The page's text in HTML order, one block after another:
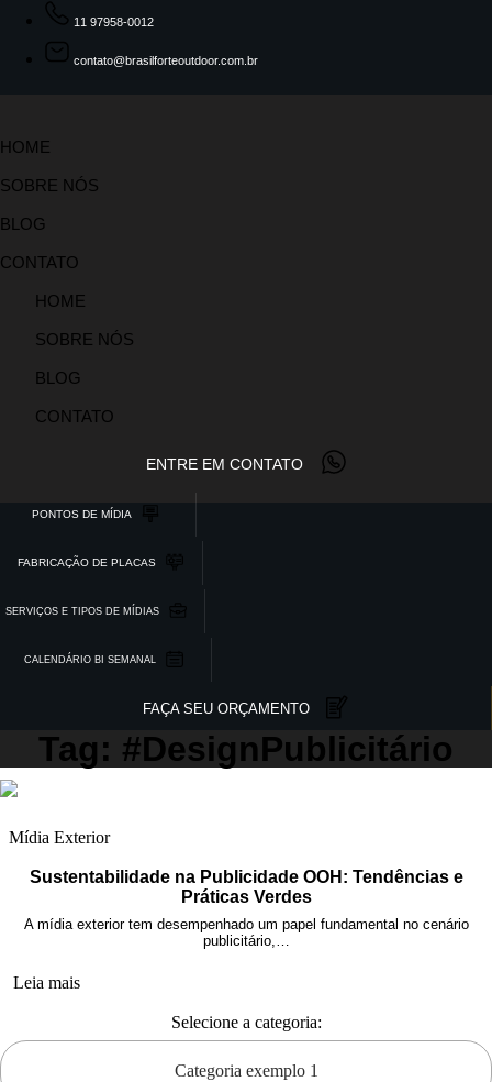
11 97958-0012
contato@brasilforteoutdoor.com.br
HOME
SOBRE NÓS
BLOG
CONTATO
HOME
SOBRE NÓS
BLOG
CONTATO
ENTRE EM CONTATO
PONTOS DE MÍDIA
FABRICAÇÃO DE PLACAS
SERVIÇOS E TIPOS DE MÍDIAS
CALENDÁRIO BI SEMANAL
FAÇA SEU ORÇAMENTO
Tag: #DesignPublicitário
Mídia Exterior
Sustentabilidade na Publicidade OOH: Tendências e
Práticas Verdes
A mídia exterior tem desempenhado um papel fundamental no cenário
publicitário,…
Leia mais
Selecione a categoria:
Categoria exemplo 1